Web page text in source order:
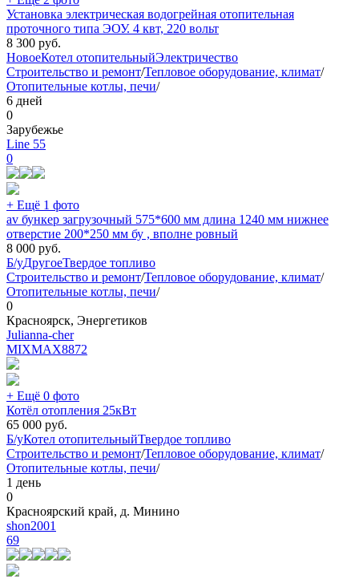
Установка электрическая водогрейная отопительная
проточного типа ЭОУ. 4 квт, 220 вольт
8 300 руб.
НовоеКотел отопительныйЭлектричество
Строительство и ремонт/Тепловое оборудование, климат/
Отопительные котлы, печи/
6 дней
0
Зарубежье
Line 55
0
+ Ещё 1 фото
av бункер загрузочный 575*600 мм длина 1240 мм нижнее
отверстие 200*250 мм бу , вполне ровный
8 000 руб.
Б/уДругоеТвердое топливо
Строительство и ремонт/Тепловое оборудование, климат/
Отопительные котлы, печи/
0
Красноярск, Энергетиков
Julianna-cher
MIXMAX8872
+ Ещё 0 фото
Котёл отопления 25кВт
65 000 руб.
Б/уКотел отопительныйТвердое топливо
Строительство и ремонт/Тепловое оборудование, климат/
Отопительные котлы, печи/
1 день
0
Красноярский край, д. Минино
shon2001
69